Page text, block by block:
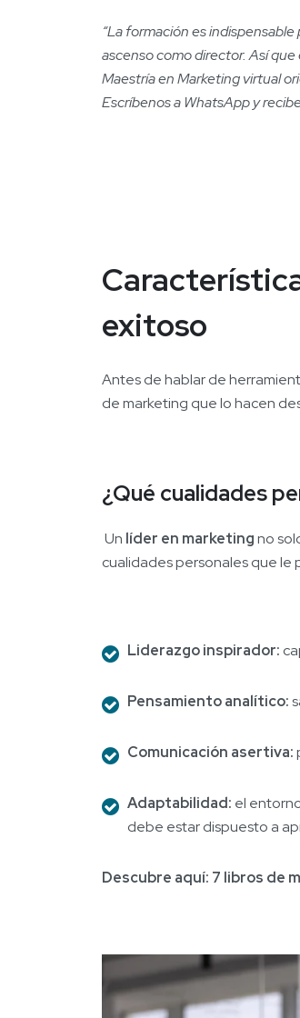
“La formación es
ascenso como director. Así
Maestría en Marketing virtual
Escríbenos a WhatsApp y
exitoso
Antes de hablar de
de marketing que lo hacen
¿Qué cualidades
Un líder en marketingno
cualidades personales que le
Liderazgo inspirador:
Pensamiento analítico:
Comunicación asertiva:
Adaptabilidad: el
debe estar dispuesto a
Descubre aquí: 7 libros de